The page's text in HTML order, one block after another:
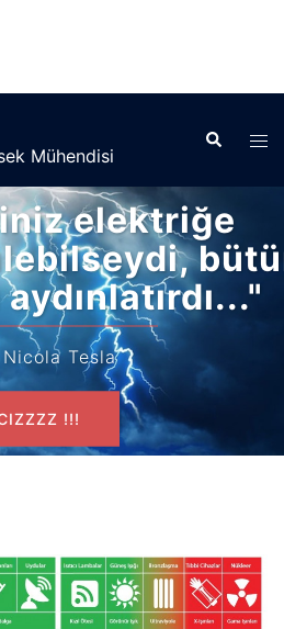
Mühendisi
Search
elektriğe
bütün
Tesla
!!!